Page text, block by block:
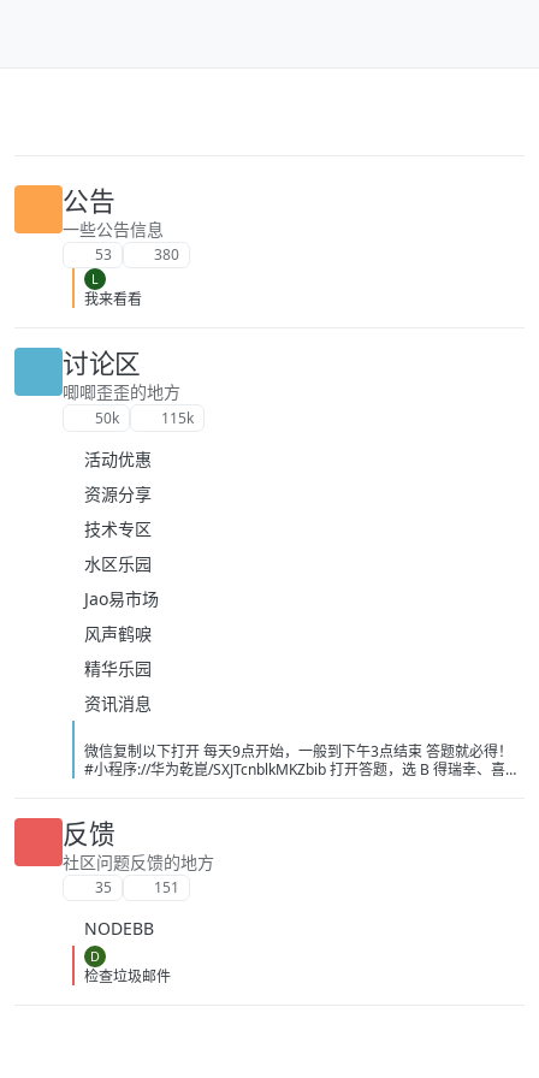
公告
一些公告信息
53 380
L
我来看看
讨论区
唧唧歪歪的地方
50k 115k
活动优惠
资源分享
技术专区
水区乐园
Jao易市场
风声鹤唳
精华乐园
资讯消息
微信复制以下打开 每天9点开始，一般到下午3点结束 答题就必得！
#小程序://华为乾崑/SXJTcnblkMKZbib 打开答题，选 B 得瑞幸、喜茶
1786139243743_%E5%BE%AE%E4%BF%A1%E5%9B%BE%E7%89
%87_20260807104021_214_208.jpg] [image:
1786139251697_%E5%BE%AE%E4%BF%A1%E5%9B%BE%E7%89
%87_20260807101326_13_1581.png] [image:
1786139249056_%E5%BE%AE%E4%BF%A1%E5%9B%BE%E7%89
反馈
社区问题反馈的地方
35 151
NODEBB
D
检查垃圾邮件